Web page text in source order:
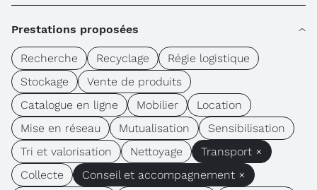
Prestations proposées
Recherche Recyclage
Régie logistique
Stockage
Vente de produits
Catalogue en ligne
Mobilier
Location
Mise en réseau
Mutualisation
Sensibilisation
Tri et valorisation
Nettoyage
Transport ×
Collecte
Conseil et accompagnement ×